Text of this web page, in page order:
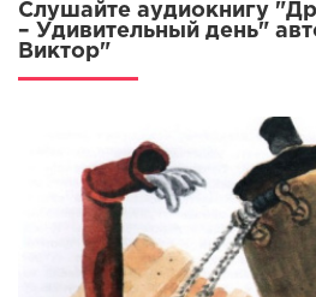
Слушайте аудиокнигу
– Удивительный день"
Виктор"